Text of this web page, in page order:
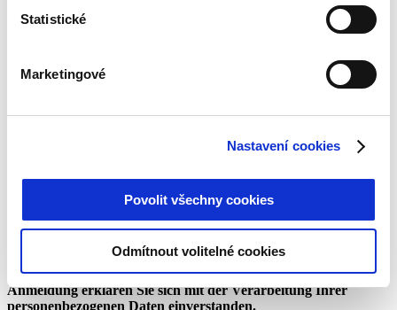
Statistické
Marketingové
Nastavení cookies
Povolit všechny cookies
Odmítnout volitelné cookies
Investieren Sie in grundbesicherte Kredite von ACEMA
Sommer-Events für neue Anleger ☀️
Investieren Sie mit Nera Capital in die Justiz und
verdienen Sie bis zu 3,5 % Cashback und eine jährliche
Mehr Beiträge
Sind Sie an unseren Artikeln interessiert?
Abonnieren Sie unseren Newsletter und verpassen Sie keine
Neuigkeiten aus der Welt der Investitionen. Mit Ihrer
Anmeldung erklären Sie sich mit der Verarbeitung Ihrer
personenbezogenen Daten einverstanden.